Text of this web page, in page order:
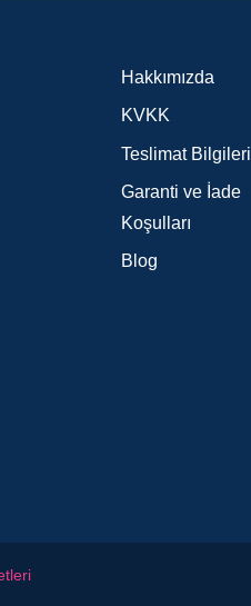
Hakkımızda
KVKK
Teslimat Bilgileri
Garanti ve İade
Koşulları
Blog